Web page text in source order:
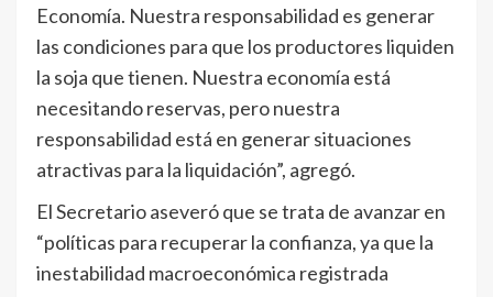
Economía. Nuestra responsabilidad es generar
las condiciones para que los productores liquiden
la soja que tienen. Nuestra economía está
necesitando reservas, pero nuestra
responsabilidad está en generar situaciones
atractivas para la liquidación”, agregó.
El Secretario aseveró que se trata de avanzar en
“políticas para recuperar la confianza, ya que la
inestabilidad macroeconómica registrada